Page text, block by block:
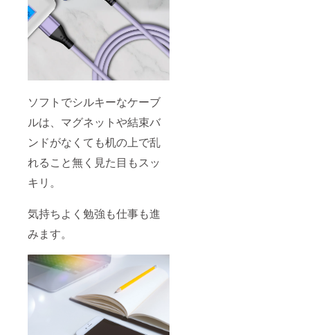
ソフトでシルキーなケーブ
ルは、マグネットや結束バ
ンドがなくても机の上で乱
れること無く見た目もスッ
キリ。
気持ちよく勉強も仕事も進
みます。